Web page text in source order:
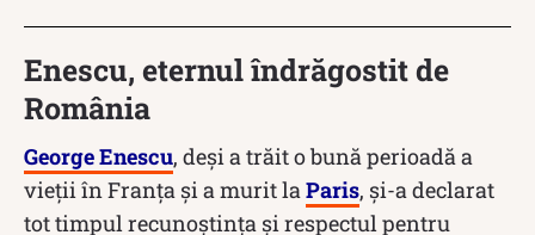
Enescu, eternul îndrăgostit de
România
George Enescu, deși a trăit o bună perioadă a
vieții în Franța și a murit la Paris, și-a declarat
tot timpul recunoștința și respectul pentru